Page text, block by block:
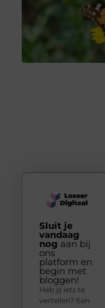
Sluit je
vandaag
nog aan bij
ons
platform en
begin met
bloggen!
Heb jij iets te
vertellen? Een